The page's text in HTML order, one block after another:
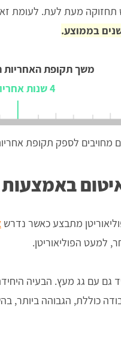
תחזוקה מעת לעת. לעומת
משך תקופת האחריות
4 שנות אחריות
לספק תקופת
באמצעות
מתבצע כאשר נדרש
למעט הפוליאוריטן.
גם עם גג מעץ. הבעיה
כוללת, הגבוהה ביותר,